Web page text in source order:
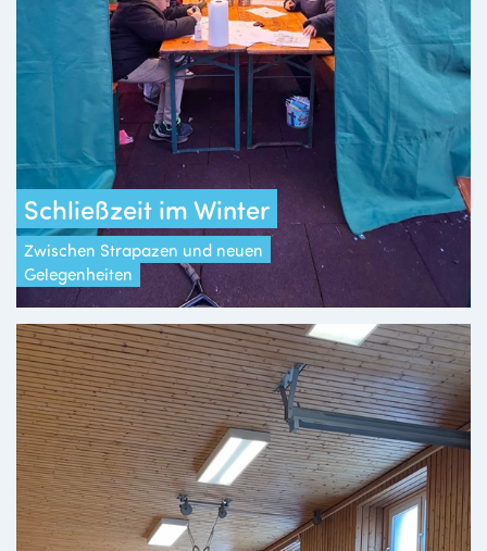
Schließzeit im Winter
Zwischen Strapazen und neuen
Gelegenheiten